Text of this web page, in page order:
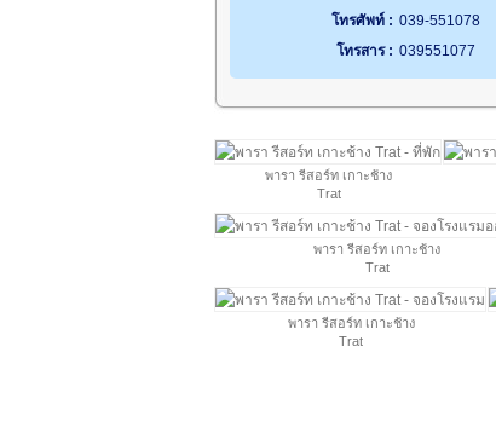
โทรศัพท์ : 039-551078
โทรสาร : 039551077
พารา รีสอร์ท เกาะช้าง
Trat
พารา รีสอร์ท เกาะช้าง
Trat
พารา รีสอร์ท เกาะช้าง
Trat